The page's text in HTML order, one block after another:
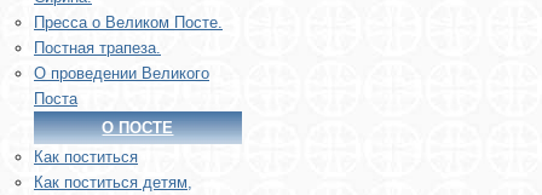
Пресса о Великом Посте.
Постная трапеза.
О проведении Великого
Поста
О ПОСТЕ
Как поститься
Как поститься детям,